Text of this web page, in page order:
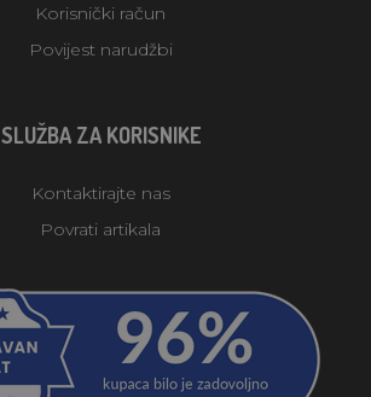
Korisnički račun
Povijest narudžbi
SLUŽBA ZA KORISNIKE
Kontaktirajte nas
Povrati artikala